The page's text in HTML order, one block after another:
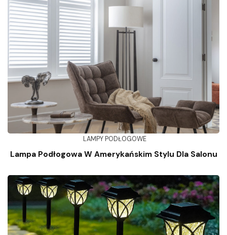
LAMPY PODŁOGOWE
Lampa Podłogowa W Amerykańskim Stylu Dla Salonu